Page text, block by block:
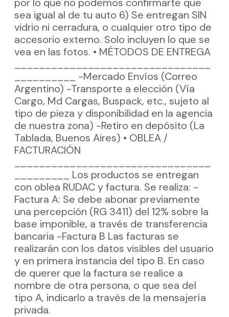
sea igual al de tu auto 6) Se entregan SIN
vidrio ni cerradura, o cualquier otro tipo de
accesorio externo. Solo incluyen lo que se
vea en las fotos. • MÉTODOS DE ENTREGA
__________ -Mercado Envíos (Correo
Argentino) -Transporte a elección (Vía
Cargo, Md Cargas, Buspack, etc., sujeto al
tipo de pieza y disponibilidad en la agencia
de nuestra zona) -Retiro en depósito (La
Tablada, Buenos Aires) • OBLEA /
FACTURACIÓN
_________ Los productos se entregan
con oblea RUDAC y factura. Se realiza: -
Factura A: Se debe abonar previamente
una percepción (RG 3411) del 12% sobre la
base imponible, a través de transferencia
bancaria -Factura B Las facturas se
realizarán con los datos visibles del usuario
y en primera instancia del tipo B. En caso
de querer que la factura se realice a
nombre de otra persona, o que sea del
tipo A, indicarlo a través de la mensajería
privada.